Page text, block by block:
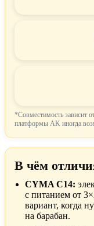
*Совместимость зависит
платформы AK иногда
В чём
CYMA C14:
с питанием от
вариант, когда
на барабан.